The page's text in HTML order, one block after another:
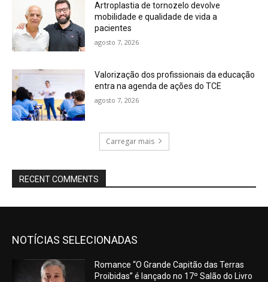
Artroplastia de tornozelo devolve
mobilidade e qualidade de vida a
pacientes
agosto 7, 2026
Valorização dos profissionais da educação
entra na agenda de ações do TCE
agosto 7, 2026
Carregar mais
RECENT COMMENTS
NOTÍCIAS SELECIONADAS
Romance “O Grande Capitão das Terras
Proibidas” é lançado no 17º Salão do Livro